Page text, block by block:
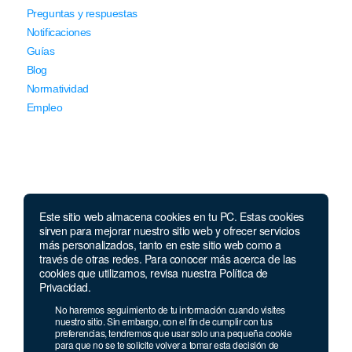
Este sitio web almacena cookies en tu PC. Estas cookies
sirven para mejorar nuestro sitio web y ofrecer servicios
más personalizados, tanto en este sitio web como a
través de otras redes. Para conocer más acerca de las
cookies que utilizamos, revisa nuestra Política de
Privacidad.
No haremos seguimiento de tu información cuando visites
nuestro sitio. Sin embargo, con el fin de cumplir con tus
preferencias, tendremos que usar solo una pequeña cookie
para que no se te solicite volver a tomar esta decisión de
Preguntas y respuestas
Notificaciones
Guías
Blog
Normatividad
Empleo
Llámanos
Lunes a jueves de 7 a.m.
a 5:00 p.m. Viernes de
7 a.m. a 4 p.m. Sábados de 8 a.m. a 2 p.m.
Celular y Whatsapp:333 033 40 39
Bogotá:381 92 69